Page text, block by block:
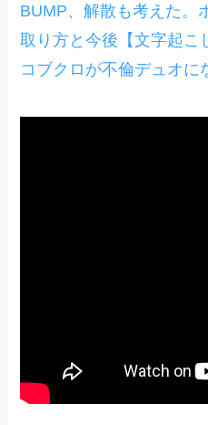
BUMP、解散も考えた。
取り方と今後【文字起こ
コブクロが不倫デュオに